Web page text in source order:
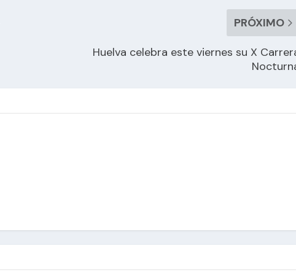
PRÓXIMO
Huelva celebra este viernes su X